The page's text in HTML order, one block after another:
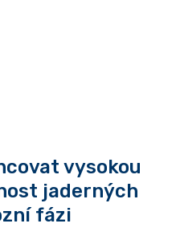
vysokou
jaderných
fázi